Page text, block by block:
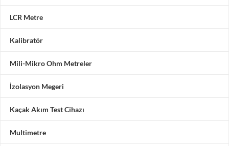
LCR Metre
Kalibratör
Mili-Mikro Ohm Metreler
İzolasyon Megeri
Kaçak Akım Test Cihazı
Multimetre